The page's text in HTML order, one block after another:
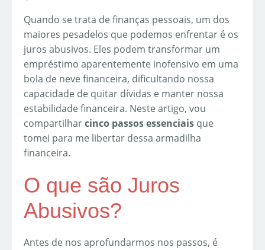
Quando se trata de finanças pessoais, um dos
maiores pesadelos que podemos enfrentar é os
juros abusivos. Eles podem transformar um
empréstimo aparentemente inofensivo em uma
bola de neve financeira, dificultando nossa
capacidade de quitar dívidas e manter nossa
estabilidade financeira. Neste artigo, vou
compartilharcinco passos essenciais que
tomei para me libertar dessa armadilha
financeira.
O que são Juros
Abusivos?
Antes de nos aprofundarmos nos passos, é